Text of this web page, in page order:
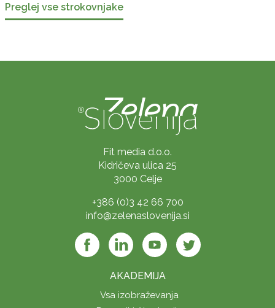
Preglej vse strokovnjake
Fit media d.o.o.
Kidričeva ulica 25
3000 Celje
+386 (0)3 42 66 700
info@zelenaslovenija.si
AKADEMIJA
Vsa izobraževanja